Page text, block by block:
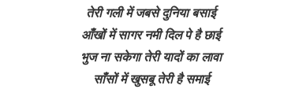
तेरी गली में जबसे दुनिया बसाई
आँखों में सागर नमी दिल पे है छाई
भुज ना सकेगा तेरी यादों का लावा
साँसों में खुसबू तेरी है समाई